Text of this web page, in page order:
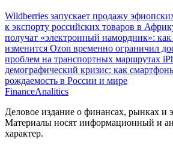
Wildberries запускает продажу
к экспорту российских товаров в
получат «электронный намордник»: как
изменится Ozon временно ограничил
проблем на транспортных маршрутах
демографический кризис: как
рождаемость в России и мире
FinanceAnalitics
Деловое издание о финансах, рынках и
Материалы носят информационный и
характер.